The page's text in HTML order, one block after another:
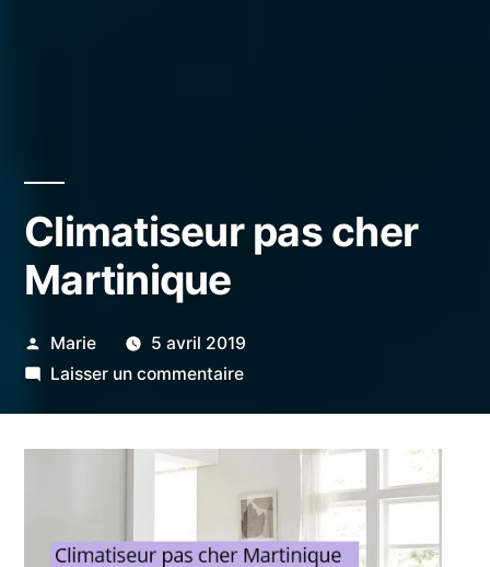
Climatiseur pas cher
Martinique
Publié
par
Marie
5 avril 2019
Laisser un commentairesur
Martinique